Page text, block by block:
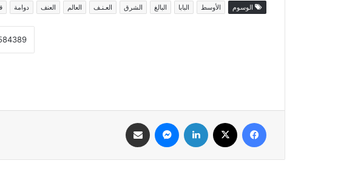
الوسوم الأوسط البابا البالغ الشرق العـنـف العالم العنف دوامة
فيسبوك لينكدإن ماسنجر